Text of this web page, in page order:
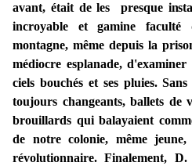
avant, était de les presque
incroyable etgamine
montagne, même depuis la
médiocre esplanade, d'examiner
ciels bouchés et ses pluies.
toujours changeants, ballets de
brouillards quibalayaient
de notre colonie, même
révolutionnaire.Finalement,